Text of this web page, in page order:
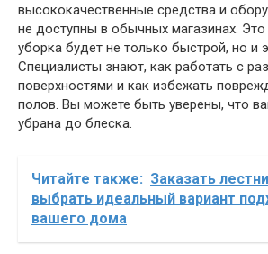
высококачественные средства и
не доступны в обычных магазинах. Это
уборка будет не только быстрой, но и
Специалисты знают, как работать с
поверхностями и как избежать
полов. Вы можете быть уверены, что
убрана до блеска.
Читайте также: Заказать
выбрать идеальный вариант
вашего дома